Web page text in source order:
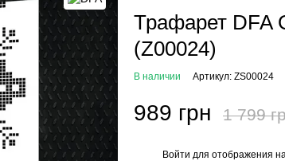
Трафарет DFA
(Z00024)
В наличии Артикул: ZS00024
989 грн 1 799
Войти для отображения